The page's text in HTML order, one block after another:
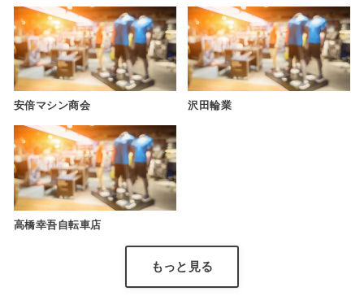
安倍マシン商会 沢田輪業
高橋幸吾自転車店
もっと見る